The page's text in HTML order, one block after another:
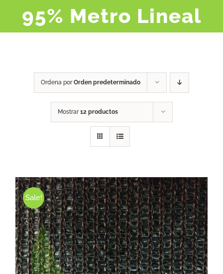
95% Metro Lineal
Ordena porOrden predeterminado
Mostrar12 productos
Sale!